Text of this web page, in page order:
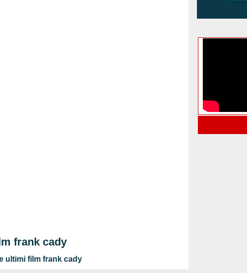
frank cady
ultimi film frank cady